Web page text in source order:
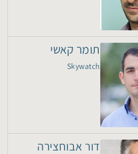
תומר קאשי
Skywatch
דור אבוחצירה